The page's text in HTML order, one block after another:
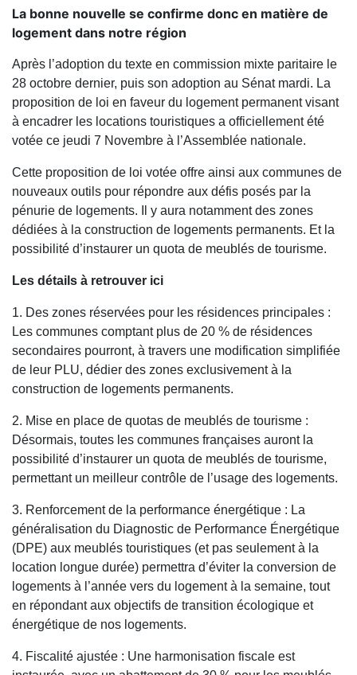
La bonne nouvelle se confirme donc en matière de
logement dans notre région
Après l’adoption du texte en commission mixte paritaire le
28 octobre dernier, puis son adoption au Sénat mardi. La
proposition de loi en faveur du logement permanent visant
à encadrer les locations touristiques a officiellement été
votée ce jeudi 7 Novembre à l’Assemblée nationale.
Cette proposition de loi votée offre ainsi aux communes de
nouveaux outils pour répondre aux défis posés par la
pénurie de logements. Il y aura notamment des zones
dédiées à la construction de logements permanents. Et la
possibilité d’instaurer un quota de meublés de tourisme.
Les détails à retrouver ici
1. Des zones réservées pour les résidences principales :
Les communes comptant plus de 20 % de résidences
secondaires pourront, à travers une modification simplifiée
de leur PLU, dédier des zones exclusivement à la
construction de logements permanents.
2. Mise en place de quotas de meublés de tourisme :
Désormais, toutes les communes françaises auront la
possibilité d’instaurer un quota de meublés de tourisme,
permettant un meilleur contrôle de l’usage des logements.
3. Renforcement de la performance énergétique : La
généralisation du Diagnostic de Performance Énergétique
(DPE) aux meublés touristiques (et pas seulement à la
location longue durée) permettra d’éviter la conversion de
logements à l’année vers du logement à la semaine, tout
en répondant aux objectifs de transition écologique et
énergétique de nos logements.
4. Fiscalité ajustée : Une harmonisation fiscale est